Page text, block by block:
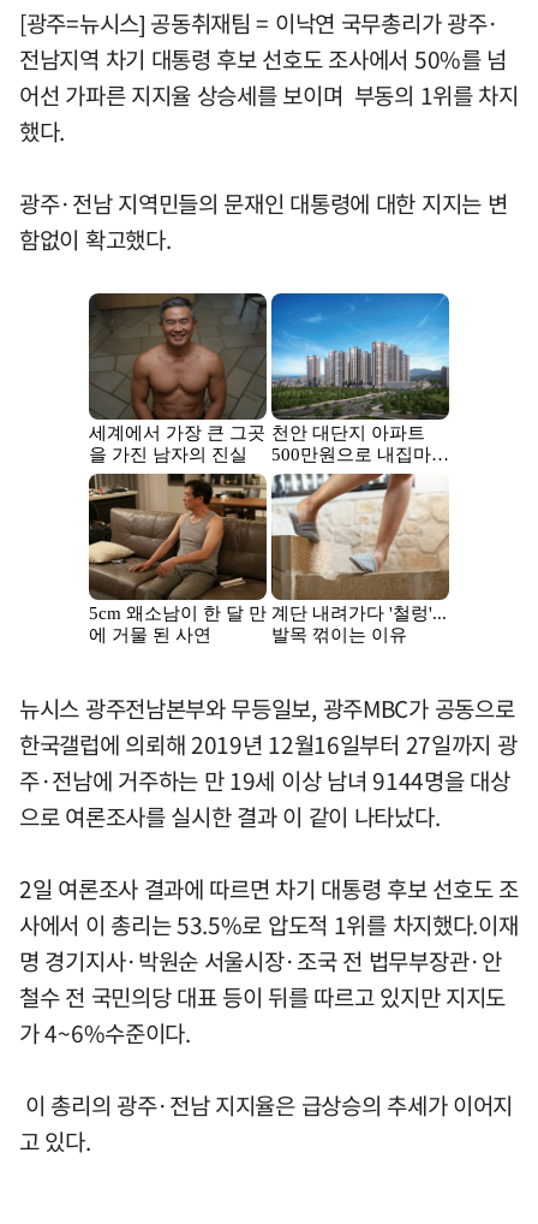
[광주=뉴시스] 공동취재팀 = 이낙연 국무총리가 광주·
전남지역 차기 대통령 후보 선호도 조사에서 50%를 넘
어선 가파른 지지율 상승세를 보이며 부동의 1위를 차지
했다.
광주·전남 지역민들의 문재인 대통령에 대한 지지는 변
함없이 확고했다.
뉴시스 광주전남본부와 무등일보, 광주MBC가 공동으로
한국갤럽에 의뢰해 2019년 12월16일부터 27일까지 광
주·전남에 거주하는 만 19세 이상 남녀 9144명을 대상
으로 여론조사를 실시한 결과 이 같이 나타났다.
2일 여론조사 결과에 따르면 차기 대통령 후보 선호도 조
사에서 이 총리는 53.5%로 압도적 1위를 차지했다.이재
명 경기지사·박원순 서울시장·조국 전 법무부장관·안
철수 전 국민의당 대표 등이 뒤를 따르고 있지만 지지도
가 4~6%수준이다.
이 총리의 광주·전남 지지율은 급상승의 추세가 이어지
고 있다.